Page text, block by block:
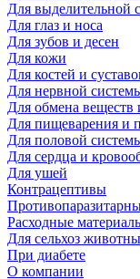
Для выделительной
Для глаз и носа
Для зубов и десен
Для кожи
Для костей и
Для нервной
Для обмена веществ
Для пищеварения и
Для половой
Для сердца и
Для ушей
Контрацептивы
Расходные
Для сельхоз
При диабете
О компании